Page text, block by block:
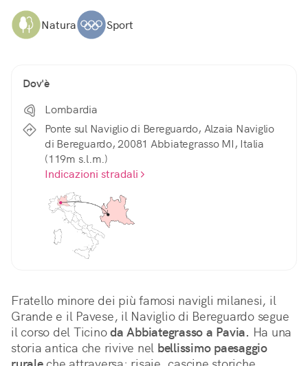
Natura Sport
Dov'è
Lombardia
Ponte sul Naviglio di Bereguardo, Alzaia Naviglio
di Bereguardo, 20081 Abbiategrasso MI, Italia
(119m s.l.m.)
Indicazioni stradali
Fratello minore dei più famosi navigli milanesi, il
Grande e il Pavese, il Naviglio di Bereguardo segue
il corso del Ticino da Abbiategrasso a Pavia. Ha una
storia antica che rivive nel bellissimo paesaggio